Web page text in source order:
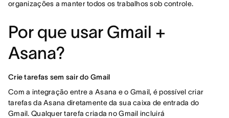
organizações a manter todos os trabalhos sob controle.
Por que usar Gmail +
Asana?
Crie tarefas sem sair do Gmail
Com a integração entre a Asana e o Gmail, é possível criar
tarefas da Asana diretamente da sua caixa de entrada do
Gmail. Qualquer tarefa criada no Gmail incluirá